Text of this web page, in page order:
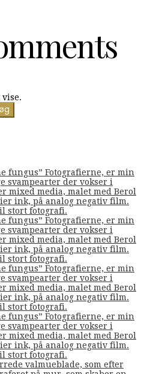
fungus” Fotografierne, er min
svampearter der vokser i
mixed media, malet med Berol
ink, på analog negativ film.
stort fotografi.
fungus” Fotografierne, er min
svampearter der vokser i
mixed media, malet med Berol
ink, på analog negativ film.
stort fotografi.
fungus” Fotografierne, er min
svampearter der vokser i
mixed media, malet med Berol
ink, på analog negativ film.
stort fotografi.
fungus” Fotografierne, er min
svampearter der vokser i
mixed media, malet med Berol
ink, på analog negativ film.
stort fotografi.
valmueblade, som efter